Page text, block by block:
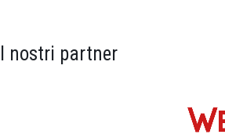
I nostri partner